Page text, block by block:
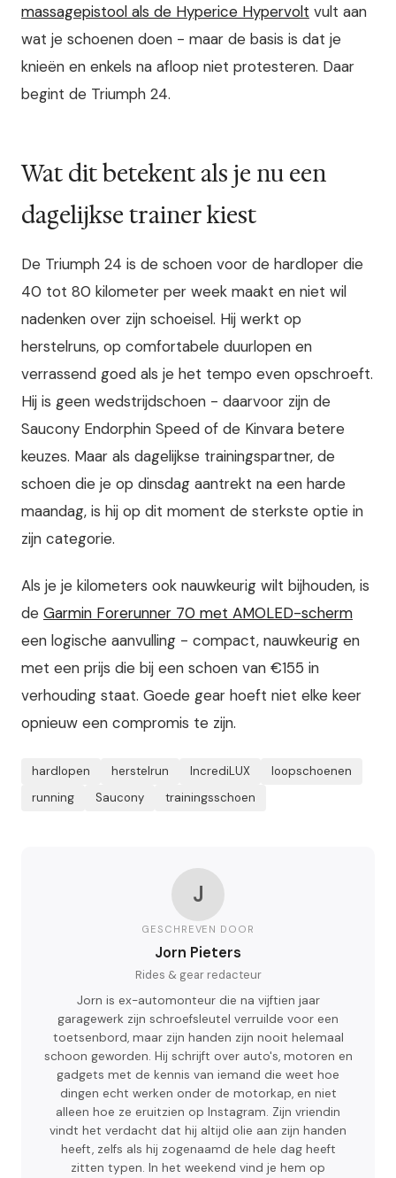
massagepistool als de Hyperice Hypervolt vult aan
wat je schoenen doen - maar de basis is dat je
knieën en enkels na afloop niet protesteren. Daar
begint de Triumph 24.
Wat dit betekent als je nu een
dagelijkse trainer kiest
De Triumph 24 is de schoen voor de hardloper die
40 tot 80 kilometer per week maakt en niet wil
nadenken over zijn schoeisel. Hij werkt op
herstelruns, op comfortabele duurlopen en
verrassend goed als je het tempo even opschroeft.
Hij is geen wedstrijdschoen - daarvoor zijn de
Saucony Endorphin Speed of de Kinvara betere
keuzes. Maar als dagelijkse trainingspartner, de
schoen die je op dinsdag aantrekt na een harde
maandag, is hij op dit moment de sterkste optie in
zijn categorie.
Als je je kilometers ook nauwkeurig wilt bijhouden, is
de Garmin Forerunner 70 met AMOLED-scherm
een logische aanvulling - compact, nauwkeurig en
met een prijs die bij een schoen van €155 in
verhouding staat. Goede gear hoeft niet elke keer
opnieuw een compromis te zijn.
hardlopen herstelrun IncrediLUX
loopschoenen
running
Saucony trainingsschoen
J
GESCHREVEN DOOR
Jorn Pieters
Rides & gear redacteur
Jorn is ex-automonteur die na vijftien jaar
garagewerk zijn schroefsleutel verruilde voor een
toetsenbord, maar zijn handen zijn nooit helemaal
schoon geworden. Hij schrijft over auto's, motoren en
gadgets met de kennis van iemand die weet hoe
dingen echt werken onder de motorkap, en niet
alleen hoe ze eruitzien op Instagram. Zijn vriendin
vindt het verdacht dat hij altijd olie aan zijn handen
heeft, zelfs als hij zogenaamd de hele dag heeft
zitten typen. In het weekend vind je hem op